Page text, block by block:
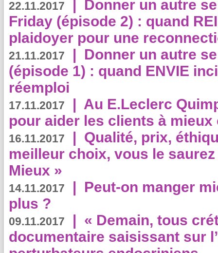
22.11.2017 | Donner un autre
Friday (épisode 2) : quand
plaidoyer pour une
21.11.2017 | Donner un autre
(épisode 1) : quand ENVIE
réemploi
17.11.2017 | Au E.Leclerc
pour aider les clients à
16.11.2017 | Qualité, prix,
meilleur choix, vous le
Mieux »
14.11.2017 | Peut-on manger
plus ?
09.11.2017 | « Demain, tous
documentaire saisissant sur